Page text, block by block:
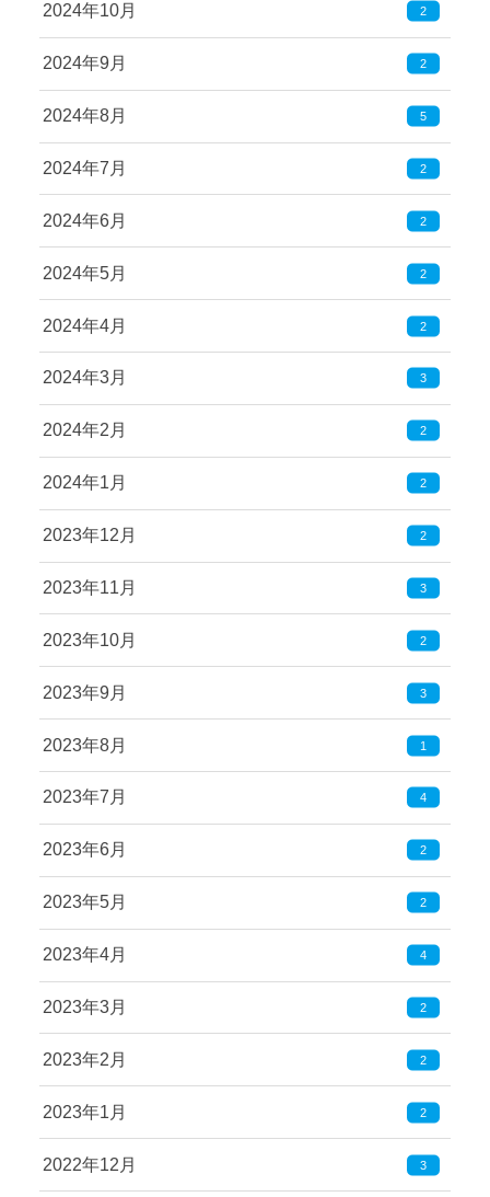
2024年10月 2
2024年9月 2
2024年8月 5
2024年7月 2
2024年6月 2
2024年5月 2
2024年4月 2
2024年3月 3
2024年2月 2
2024年1月 2
2023年12月 2
2023年11月 3
2023年10月 2
2023年9月 3
2023年8月 1
2023年7月 4
2023年6月 2
2023年5月 2
2023年4月 4
2023年3月 2
2023年2月 2
2023年1月 2
2022年12月 3